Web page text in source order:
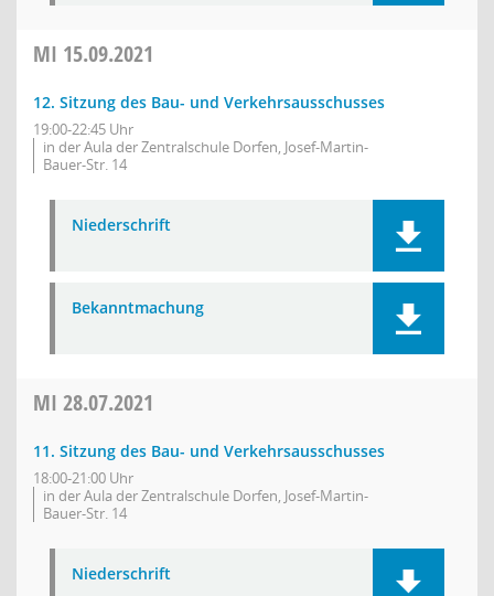
MI 15.09.2021
12. Sitzung des Bau- und Verkehrsausschusses
19:00-22:45 Uhr
in der Aula der Zentralschule Dorfen, Josef-Martin-
Bauer-Str. 14
Niederschrift
Bekanntmachung
MI 28.07.2021
11. Sitzung des Bau- und Verkehrsausschusses
18:00-21:00 Uhr
in der Aula der Zentralschule Dorfen, Josef-Martin-
Bauer-Str. 14
Niederschrift